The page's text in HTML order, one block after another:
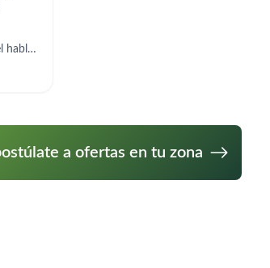
habla
a ofertas en tu zona